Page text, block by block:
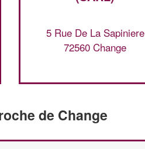
5 Rue De La Sapiniere
72560 Change
de Change